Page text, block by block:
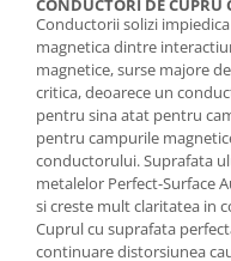
CONDUCTORI DE CUPRU
Conductorii solizi
magnetica dintre
magnetice, surse majore
critica, deoarece un
pentru sina atat pentru
pentru campurile
conductorului. Suprafata
metalelor Perfect-Surface
si creste mult claritatea in
Cuprul cu suprafata
continuare distorsiunea